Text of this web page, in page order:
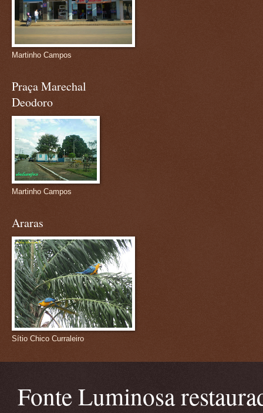
Martinho Campos
Praça Marechal
Deodoro
Martinho Campos
Araras
Sítio Chico Curraleiro
Fonte Luminosa